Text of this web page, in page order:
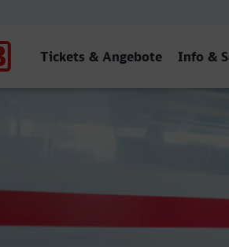
Tickets & Angebote Info &
Hbf - Bahnhof,